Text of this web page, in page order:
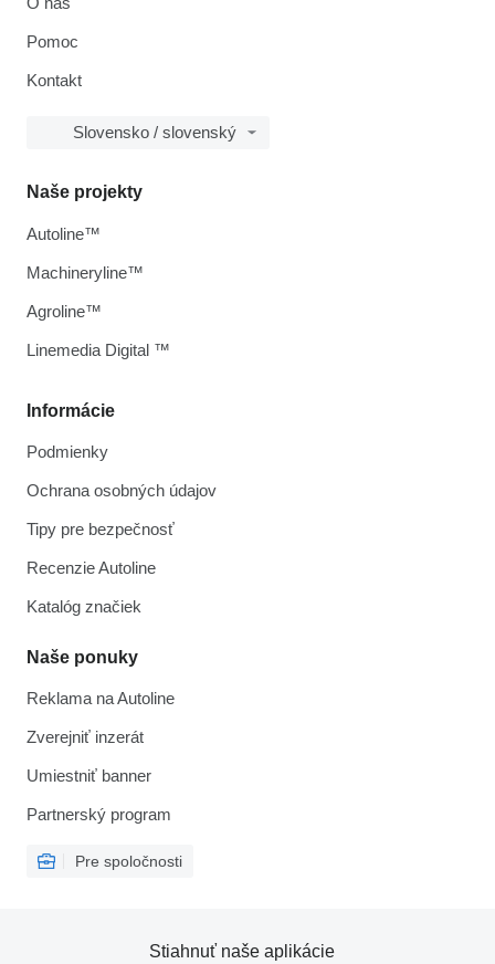
Pomoc
Kontakt
Slovensko / slovenský
Informácie
Podmienky
Ochrana osobných údajov
Tipy pre bezpečnosť
Recenzie Autoline
Katalóg značiek
Naše ponuky
Reklama na Autoline
Zverejniť inzerát
Umiestniť banner
Partnerský program
Pre spoločnosti
Naše projekty
Autoline™
Machineryline™
Agroline™
Linemedia Digital ™
Stiahnuť naše aplikácie